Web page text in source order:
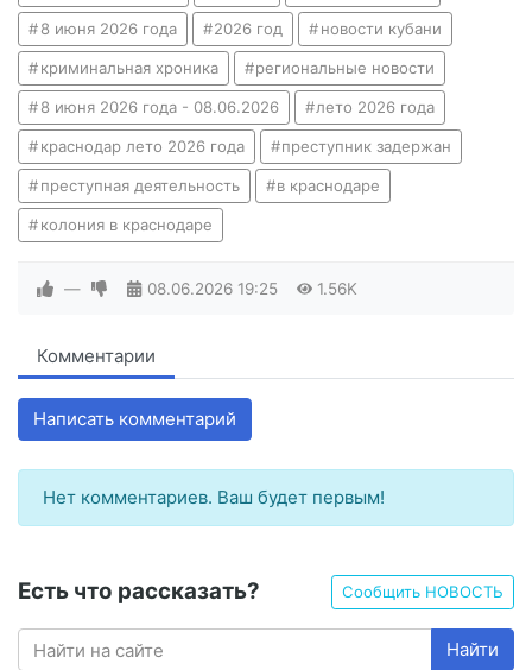
8 июня 2026 года 2026 год новости кубани
криминальная хроника региональные новости
8 июня 2026 года - 08.06.2026 лето 2026 года
краснодар лето 2026 года преступник задержан
преступная деятельность в краснодаре
колония в краснодаре
— 08.06.2026 19:25 1.56K
Комментарии
Написать комментарий
Нет комментариев. Ваш будет первым!
Есть что рассказать? Сообщить НОВОСТЬ
Найти